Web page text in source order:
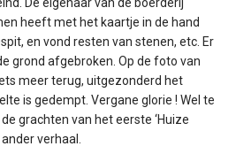
heeft met het kaartje in de hand
en vond resten van stenen, etc. Er
grond afgebroken. Op de foto van
meer terug, uitgezonderd het
is gedempt. Vergane glorie ! Wel te
grachten van het eerste ‘Huize
verhaal.